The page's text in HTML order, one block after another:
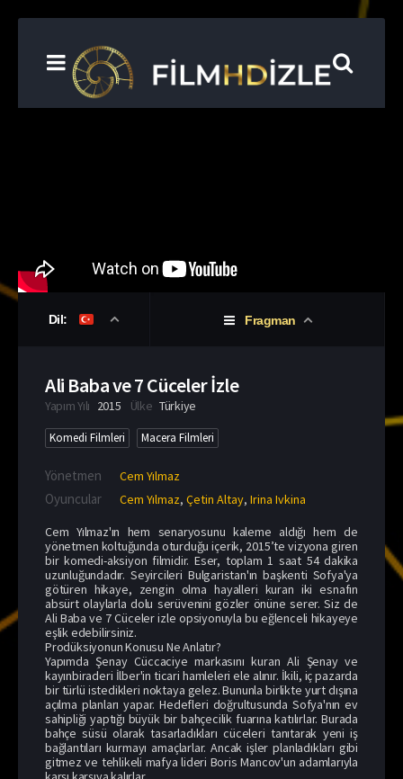
Dil: Fragman
Ali Baba ve 7 Cüceler İzle
Yapım Yılı 2015 Ülke Türkiye
Komedi Filmleri Macera Filmleri
Yönetmen Cem Yılmaz
Oyuncular Cem Yılmaz, Çetin Altay, Irina Ivkina
Cem Yılmaz'ın hem senaryosunu kaleme aldığı hem de
yönetmen koltuğunda oturduğu içerik, 2015’te vizyona giren
bir komedi-aksiyon filmidir. Eser, toplam 1 saat 54 dakika
uzunluğundadır. Seyircileri Bulgaristan'ın başkenti Sofya'ya
götüren hikaye, zengin olma hayalleri kuran iki esnafın
absürt olaylarla dolu serüvenini gözler önüne serer. Siz de
Ali Baba ve 7 Cüceler izle opsiyonuyla bu eğlenceli hikayeye
eşlik edebilirsiniz.
Prodüksiyonun Konusu Ne Anlatır?
Yapımda Şenay Cüccaciye markasını kuran Ali Şenay ve
kayınbiraderi İlber'in ticari hamleleri ele alınır. İkili, iç pazarda
bir türlü istedikleri noktaya gelez. Bununla birlikte yurt dışına
açılma planları yapar. Hedefleri doğrultusunda Sofya'nın ev
sahipliği yaptığı büyük bir bahçecilik fuarına katılırlar. Burada
bahçe süsü olarak tasarladıkları cüceleri tanıtarak yeni iş
bağlantıları kurmayı amaçlarlar. Ancak işler planladıkları gibi
gitmez ve tehlikeli mafya lideri Boris Mancov'un adamlarıyla